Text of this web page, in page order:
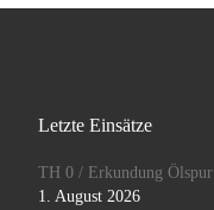
Letzte Einsätze
TH 0 / Erkundung Ölspur
1. August 2026